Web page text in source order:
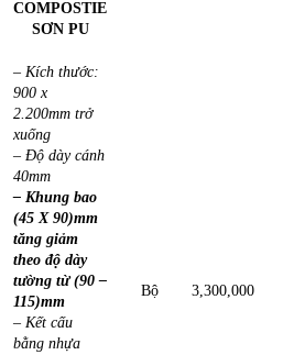
COMPOSTIE
SƠN PU
– Kích thước:
900 x
2.200mm trở
xuống
– Độ dày cánh
40mm
– Khung bao
(45 X 90)mm
tăng giảm
theo độ dày
tường từ (90 –
115)mm
– Kết cấu
bằng nhựa
Bộ 3,300,000